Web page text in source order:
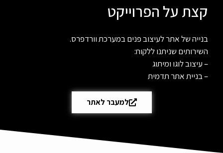
קצת על הפרוייקט
בנייה של אתר לעיצוב פנים במערכת וורדפרס.
השירותים שניתנו ללקוח:
– עיצוב לוגו ומיתוג
– בניית אתר תדמית
למעבר לאתר